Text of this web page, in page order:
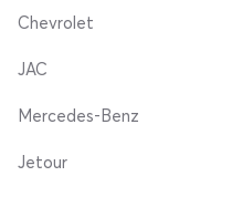
Chevrolet
JAC
Mercedes-Benz
Jetour